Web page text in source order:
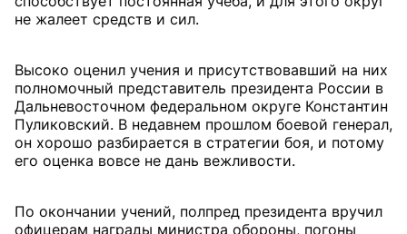
не жалеет средств и сил.
Высоко оценил учения и присутствовавший на них
полномочный представитель президента России в
Дальневосточном федеральном округе Константин
Пуликовский. В недавнем прошлом боевой генерал,
он хорошо разбирается в стратегии боя, и потому
его оценка вовсе не дань вежливости.
По окончании учений, полпред президента вручил
офицерам награды министра обороны, погоны